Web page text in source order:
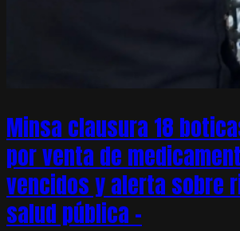
Minsa clausura 18
por venta de
vencidos y alerta sobre
salud pública –